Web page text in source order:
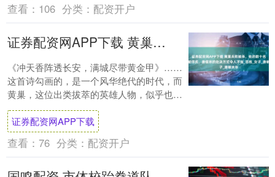
查看： 106 分类： 配资开户
证券配资网APP下载 黄巢兵败被杀，他的数十名姬妾被俘虏，唐僖宗的处决方式令人不齿_百姓_女子_唐朝末年
《冲天香阵透长安，满城尽带黄金甲》……
这首诗勾画的，是一个风华绝代的时代，而
黄巢，这位出类拔萃的英雄人物，似乎也从
未真正得到这个时代应有的尊重。年仅五
岁，黄巢便....
证券配资网APP下载
查看： 76 分类： 配资开户